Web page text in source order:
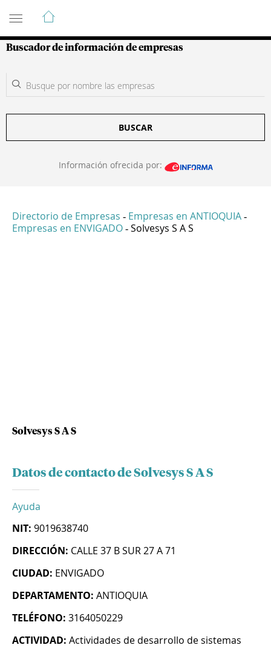
Guía de Empresas Colombianas
Buscador de información de empresas
BUSCAR
Información ofrecida por:
Directorio de Empresas - Empresas en ANTIOQUIA -
Empresas en ENVIGADO - Solvesys S A S
Solvesys S A S
Datos de contacto de Solvesys S A S
Ayuda
NIT: 9019638740
DIRECCIÓN: CALLE 37 B SUR 27 A 71
CIUDAD: ENVIGADO
DEPARTAMENTO: ANTIOQUIA
TELÉFONO: 3164050229
ACTIVIDAD: Actividades de desarrollo de sistemas